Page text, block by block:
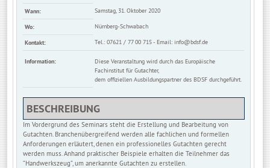
Wann:
Samstag, 31. Oktober 2020
Wo: Nürnberg-Schwabach
Kontakt: Tel.: 07621 / 77 00 715 - Email: info@bdsf.de
Information:
Diese Veranstaltung wird durch das Europäische
Fachinstitut für Gutachter,
dem offiziellen Ausbildungspartner des BDSF durchgeführt.
BESCHREIBUNG
Im Vordergrund des Seminars steht die Erstellung und Bearbeitung von
Gutachten. Branchenübergreifend werden alle fachlichen und formellen
Anforderungen erläutert, denen ein professionelles Gutachten gerecht
werden muss. Anhand praktischer Beispiele erhalten die Teilnehmer das
“Handwerkszeug”, um anerkannte Gutachten zu erstellen.